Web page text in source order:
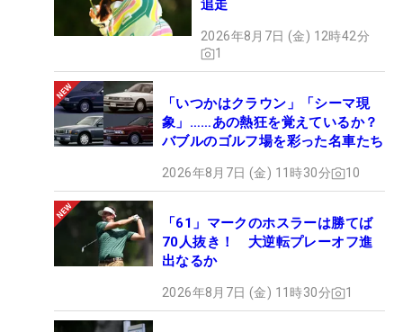
追走
2026年8月7日 (金) 12時42分
1
「いつかはクラウン」「シーマ現
象」……あの熱狂を覚えているか？
バブルのゴルフ場を彩った名車たち
2026年8月7日 (金) 11時30分 10
「61」マークのホスラーは勝てば
70人抜き！ 大逆転プレーオフ進
出なるか
2026年8月7日 (金) 11時30分 1